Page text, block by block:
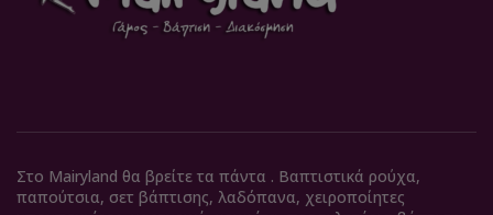
Στο Mairyland θα βρείτε τα πάντα . Βαπτιστικά ρούχα,
παπούτσια, σετ βάπτισης, λαδόπανα, χειροποίητες